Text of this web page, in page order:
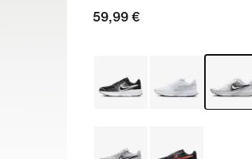
59,99 €